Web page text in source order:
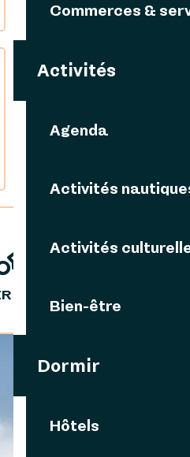
Commerces &
Activités
Agenda
Activités
Activités
Bien-être
Dormir
Hôtels
NOS IDÉES
DURABLE
AUSSI